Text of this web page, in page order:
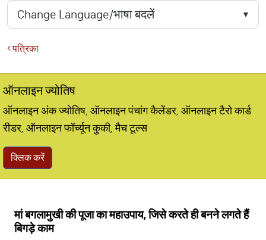
पत्रिका
ऑनलाइन ज्योतिष
ऑनलाइन अंक ज्योतिष, ऑनलाइन पंचांग कैलेंडर, ऑनलाइन टैरो कार्ड
रीडर, ऑनलाइन फॉर्च्यून कुकी, मैच टूल्स
क्लिक करें
मां बगलामुखी की पूजा का महाउपाय, जिसे करते ही बनने लगते हैं
बिगड़े काम